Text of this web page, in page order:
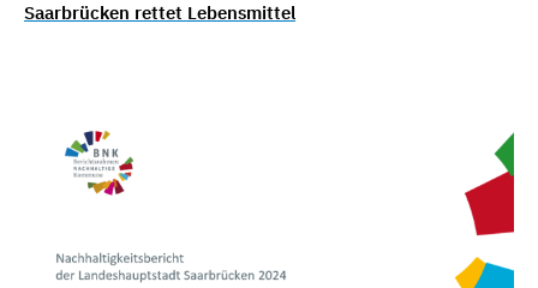
Saarbrücken rettet Lebensmittel